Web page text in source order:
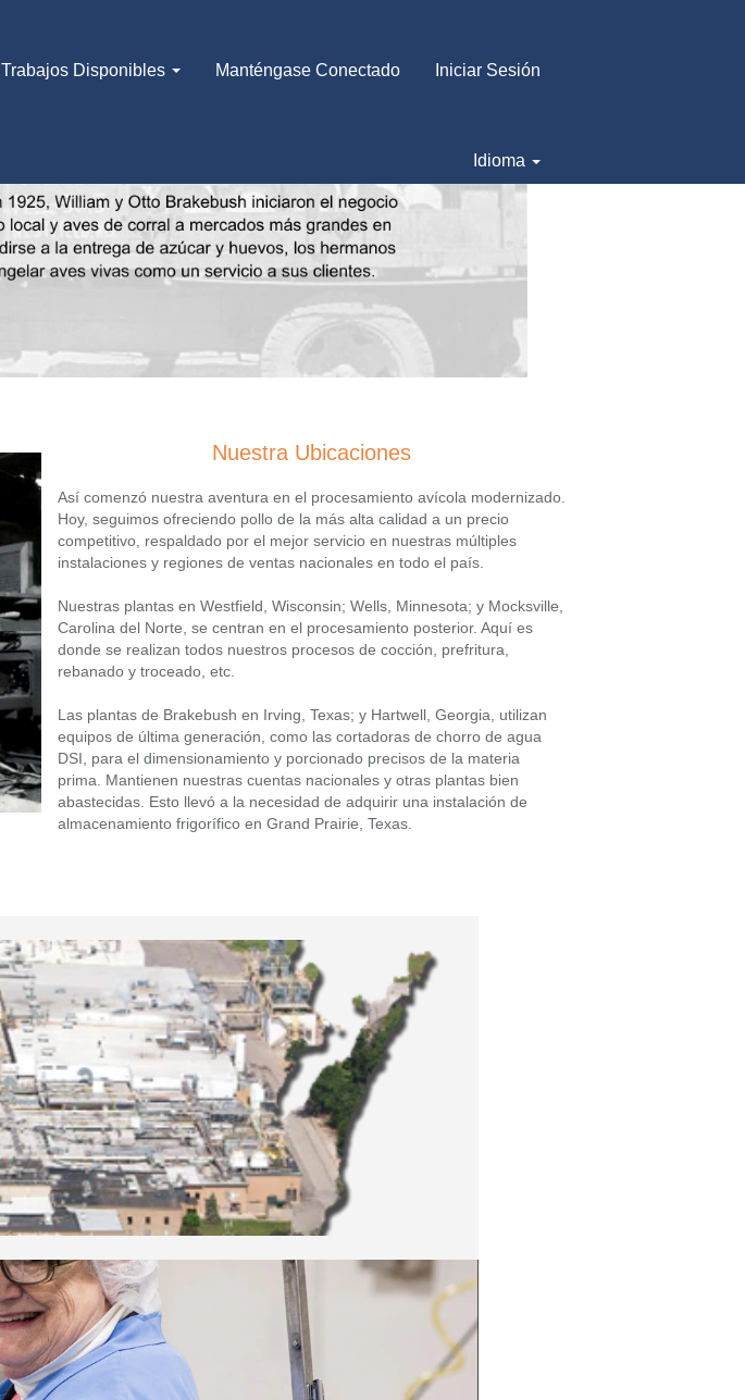
Trabajos Disponibles Manténgase Conectado Iniciar Sesión
Idioma
Nuestra Ubicaciones
Así comenzó nuestra aventura en el procesamiento avícola modernizado.
Hoy, seguimos ofreciendo pollo de la más alta calidad a un precio
competitivo, respaldado por el mejor servicio en nuestras múltiples
instalaciones y regiones de ventas nacionales en todo el país.
Nuestras plantas en Westfield, Wisconsin; Wells, Minnesota; y Mocksville,
Carolina del Norte, se centran en el procesamiento posterior. Aquí es
donde se realizan todos nuestros procesos de cocción, prefritura,
rebanado y troceado, etc.
Las plantas de Brakebush en Irving, Texas; y Hartwell, Georgia, utilizan
equipos de última generación, como las cortadoras de chorro de agua
DSI, para el dimensionamiento y porcionado precisos de la materia
prima. Mantienen nuestras cuentas nacionales y otras plantas bien
abastecidas. Esto llevó a la necesidad de adquirir una instalación de
almacenamiento frigorífico en Grand Prairie, Texas.